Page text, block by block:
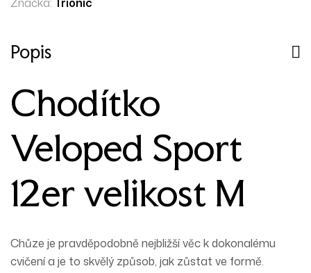
Popis
Chodítko
Veloped Sport
12er velikost M
Chůze je pravděpodobně nejbližší věc k dokonalému
cvičení a je to skvělý způsob, jak zůstat ve formě.